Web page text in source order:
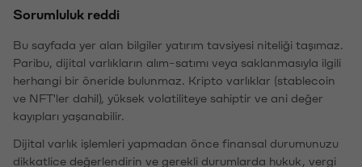
Sorumluluk reddi
Bu sayfada yer alan bilgiler yatırım tavsiyesi niteliği taşımaz.
Paribu, dijital varlıkların alım-satımı veya saklanmasıyla ilgili
herhangi bir öneride bulunmaz. Kripto varlıklar (stablecoin
ve NFT'ler dahil), yüksek volatiliteye sahiptir ve ani değer
kayıpları yaşanabilir.
Dijital varlık işlemleri yapmadan önce finansal durumunuzu
dikkatlice değerlendirin ve gerekli durumlarda hukuk, vergi